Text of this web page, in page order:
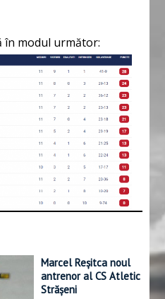
în modul următor:
Marcel Reșitca noul
antrenor al CS Atletic
Strășeni